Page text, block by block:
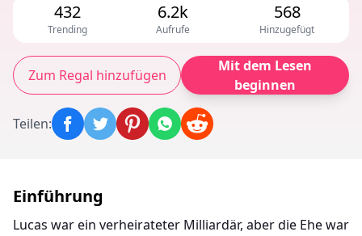
432
Trending
6.2k
Aufrufe
568
Hinzugefügt
Zum Regal hinzufügen
Mit dem Lesen
beginnen
Teilen:
Einführung
Lucas war ein verheirateter Milliardär, aber die Ehe war